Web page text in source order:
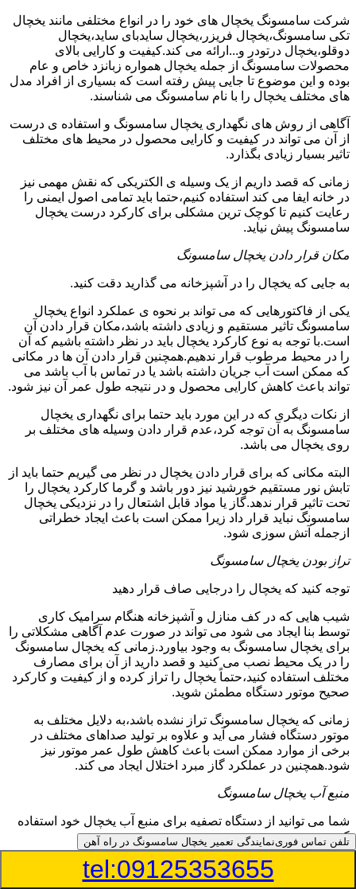
شرکت سامسونگ یخچال های خود را در انواع مختلفی مانند یخچال
تکی سامسونگ،یخچال فریزر،یخچال سایدبای ساید،یخچال
دوقلو،یخچال درتودر و...ارائه می کند.کیفیت و کارایی بالای
محصولات سامسونگ از جمله یخچال همواره زبانزد خاص و عام
بوده و این موضوع تا جایی پیش رفته است که بسیاری از افراد مدل
های مختلف یخچال را با نام سامسونگ می شناسند.
آگاهی از روش های نگهداری یخچال سامسونگ و استفاده ی درست
از آن می تواند در کیفیت و کارایی محصول در محیط های مختلف
تاثیر بسیار زیادی بگذارد.
زمانی که قصد داریم از یک وسیله ی الکتریکی که نقش مهمی نیز
در خانه ایفا می کند استفاده کنیم،حتما باید تمامی اصول ایمنی را
رعایت کنیم تا کوچک ترین مشکلی برای کارکرد درست یخچال
سامسونگ پیش نیاید.
مکان قرار دادن یخچال سامسونگ
به جایی که یخچال را در آشپزخانه می گذارید دقت کنید.
یکی از فاکتورهایی که می تواند بر نحوه ی عملکرد انواع یخچال
سامسونگ تاثیر مستقیم و زیادی داشته باشد،مکان قرار دادن آن
است.با توجه به نوع کارکرد یخچال باید در نظر داشته باشیم که آن
را در محیط مرطوب قرار ندهیم.همچنین قرار دادن آن ها در مکانی
که ممکن است آب جریان داشته باشد یا در تماس با آب باشد می
تواند باعث کاهش کارایی محصول و در نتیجه طول عمر آن نیز شود.
از نکات دیگری که در این مورد باید حتما برای نگهداری یخچال
سامسونگ به آن توجه کرد،عدم قرار دادن وسیله های مختلف بر
روی یخچال می باشد.
البته مکانی که برای قرار دادن یخچال در نظر می گیریم حتما باید از
تابش نور مستقیم خورشید نیز دور باشد و گرما کارکرد یخچال را
تحت تاثیر قرار ندهد.گاز یا مواد قابل اشتعال را در نزدیکی یخچال
سامسونگ نباید قرار داد زیرا ممکن است باعث ایجاد خطراتی
ازجمله آتش سوزی شود.
تراز بودن یخچال سامسونگ
توجه کنید که یخچال را درجایی صاف قرار دهید
شیب هایی که در کف منازل و آشپزخانه هنگام سرامیک کاری
توسط بنا ایجاد می شود می تواند در صورت عدم آگاهی مشکلاتی را
برای یخچال سامسونگ به وجود بیاورد.زمانی که یخچال سامسونگ
را در یک محیط نصب می کنید و قصد دارید از آن برای مصارف
مختلف استفاده کنید،حتماً یخچال را تراز کرده و از کیفیت و کارکرد
صحیح موتور دستگاه مطمئن شوید.
زمانی که یخچال سامسونگ تراز نشده باشد،به دلایل مختلف به
موتور دستگاه فشار می آید و علاوه بر تولید صداهای مختلف در
برخی از موارد ممکن است باعث کاهش طول عمر موتور نیز
شود.همچنین در عملکرد گاز مبرد اختلال ایجاد می کند.
منبع آب یخچال سامسونگ
شما می توانید از دستگاه تصفیه برای منبع آب یخچال خود استفاده
کنید
در دفترچه راهنمای یخچال سامسونگ قسمت ویژه ای به منبع آب
آن و راهنمایی لازم در زمینه نصب و استفاده از آن اختصاص داده
تلفن تماس فورینمایندگی تعمیر یخچال سامسونگ در راه آهن
tel:09125353655